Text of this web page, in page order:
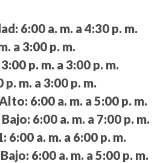
6:00 a. m. a 4:30 p. m.
a 3:00 p. m.
3:00 p. m. a 3:00 p. m.
p. m. a 3:00 p. m.
6:00 a. m. a 5:00 p. m.
6:00 a. m. a 7:00 p. m.
6:00 a. m. a 6:00 p. m.
6:00 a. m. a 5:00 p. m.